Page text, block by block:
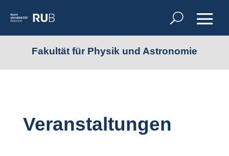
Fakultät für Physik und Astronomie
Veranstaltungen